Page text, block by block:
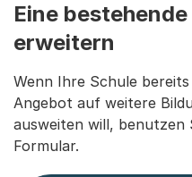
Eine
erweitern
Wenn Ihre Schule
Angebot auf weitere
ausweiten will, benutzen
Formular.